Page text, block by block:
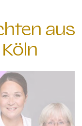
aus